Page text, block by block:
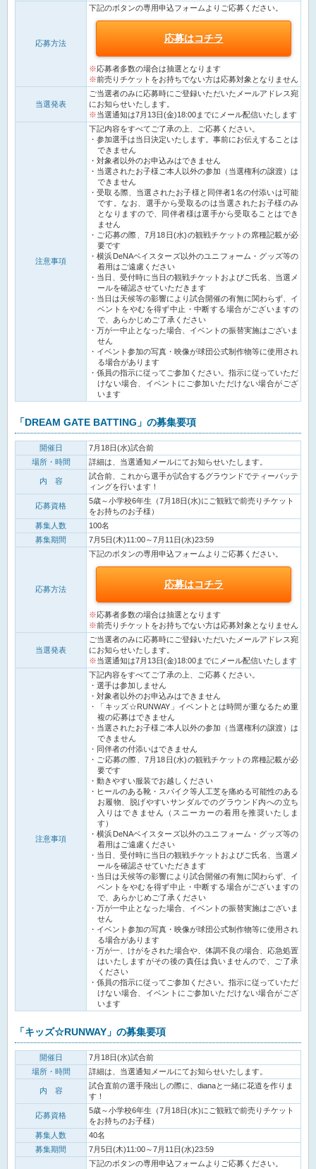
応募方法
下記のボタンの専用申込フォームよりご応募ください。
応募はコチラ
応募者多数の場合は抽選となります
前売りチケットをお持ちでない方は応募対象となりません
当選発表
ご当選者のみに応募時にご登録いただいたメールアドレス宛
にお知らせいたします。
当選通知は7月13日(金)18:00までにメール配信いたします
注意事項
下記内容をすべてご了承の上、ご応募ください。
参加選手は当日決定いたします。事前にお伝えすることは
できません
対象者以外のお申込みはできません
当選されたお子様ご本人以外の参加（当選権利の譲渡）は
できません
受取る際、当選されたお子様と同伴者1名の付添いは可能
です。なお、選手から受取るのは当選されたお子様のみ
となりますので、同伴者様は選手から受取ることはでき
ません
ご応募の際、7月18日(水)の観戦チケットの席種記載が必
要です
横浜DeNAベイスターズ以外のユニフォーム・グッズ等の
着用はご遠慮ください
当日、受付時に当日の観戦チケットおよびご氏名、当選メ
ールを確認させていただきます
当日は天候等の影響により試合開催の有無に関わらず、イ
ベントをやむを得ず中止・中断する場合がございますの
で、あらかじめご了承ください
万が一中止となった場合、イベントの振替実施はございま
せん
イベント参加の写真・映像が球団公式制作物等に使用され
る場合があります
係員の指示に従ってご参加ください。指示に従っていただ
けない場合、イベントにご参加いただけない場合がござ
います
「DREAM GATE BATTING」の募集要項
開催日
7月18日(水)試合前
場所・時間
詳細は、当選通知メールにてお知らせいたします。
内 容
試合前、これから選手が試合するグラウンドでティーバッテ
ィングを行います！
応募資格
5歳～小学校6年生（7月18日(水)にご観戦で前売りチケット
をお持ちのお子様）
募集人数
100名
募集期間
7月5日(木)11:00～7月11日(水)23:59
応募方法
下記のボタンの専用申込フォームよりご応募ください。
応募はコチラ
応募者多数の場合は抽選となります
前売りチケットをお持ちでない方は応募対象となりません
当選発表
ご当選者のみに応募時にご登録いただいたメールアドレス宛
にお知らせいたします。
当選通知は7月13日(金)18:00までにメール配信いたします
注意事項
下記内容をすべてご了承の上、ご応募ください。
選手は参加しません
対象者以外のお申込みはできません
「キッズ☆RUNWAY」イベントとは時間が重なるため重
複の応募はできません
当選されたお子様ご本人以外の参加（当選権利の譲渡）は
できません
同伴者の付添いはできません
ご応募の際、7月18日(水)の観戦チケットの席種記載が必
要です
動きやすい服装でお越しください
ヒールのある靴・スパイク等人工芝を痛める可能性のある
お履物、脱げやすいサンダルでのグラウンド内への立ち
入りはできません（スニーカーの着用を推奨いたしま
す）
横浜DeNAベイスターズ以外のユニフォーム・グッズ等の
着用はご遠慮ください
当日、受付時に当日の観戦チケットおよびご氏名、当選メ
ールを確認させていただきます
当日は天候等の影響により試合開催の有無に関わらず、イ
ベントをやむを得ず中止・中断する場合がございますの
で、あらかじめご了承ください
万が一中止となった場合、イベントの振替実施はございま
せん
イベント参加の写真・映像が球団公式制作物等に使用され
る場合があります
万が一、けがをされた場合や、体調不良の場合、応急処置
はいたしますがその後の責任は負いませんので、ご了承
ください
係員の指示に従ってご参加ください。指示に従っていただ
けない場合、イベントにご参加いただけない場合がござ
います
「キッズ☆RUNWAY」の募集要項
開催日
7月18日(水)試合前
場所・時間
詳細は、当選通知メールにてお知らせいたします。
内 容
試合直前の選手飛出しの際に、dianaと一緒に花道を作りま
す！
応募資格
5歳～小学校6年生（7月18日(水)にご観戦で前売りチケット
をお持ちのお子様）
募集人数
40名
募集期間
7月5日(木)11:00～7月11日(水)23:59
下記のボタンの専用申込フォームよりご応募ください。